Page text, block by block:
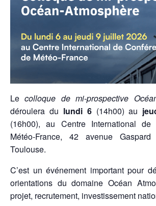
Lecolloque de mi-prospective
déroulera du lundi 6(14h00) au
(16h00), au Centre International de
Météo-France, 42 avenue
Toulouse.
C’est un événement important pour
orientations du domaine Océan
projet, recrutement, investissement